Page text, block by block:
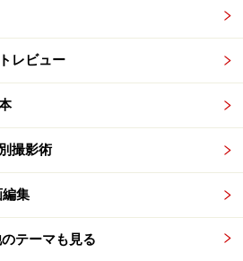
」の２タイプに対応して
ま、動画ファイルとしても出力
いて
、ソニーとパナソニックが策定し
レビュー
撮影術
集
テーマも見る